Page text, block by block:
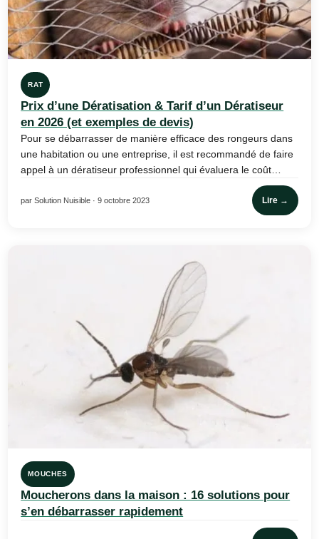
RAT
Prix d’une Dératisation & Tarif d’un Dératiseur
en 2026 (et exemples de devis)
Pour se débarrasser de manière efficace des rongeurs dans
une habitation ou une entreprise, il est recommandé de faire
appel à un dératiseur professionnel qui évaluera le coût…
par Solution Nuisible · 9 octobre 2023 Lire →
MOUCHES
Moucherons dans la maison : 16 solutions pour
s’en débarrasser rapidement